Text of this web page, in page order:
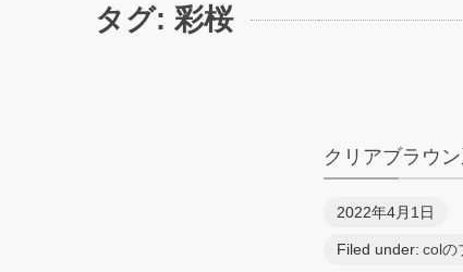
タグ: 彩桜
クリアブラウ
2022年4月1日
Filed under: colの